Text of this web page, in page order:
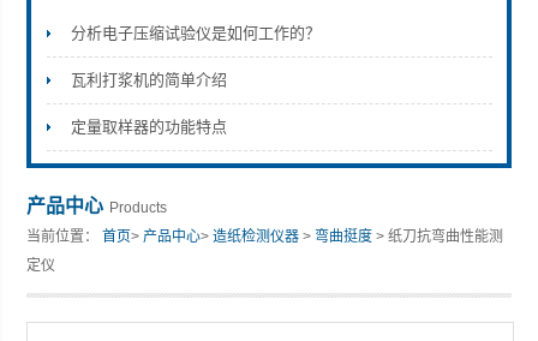
山东安尼麦特仪器有限公司
分析电子压缩试验仪是如何工作的？
瓦利打浆机的简单介绍
定量取样器的功能特点
产品中心 Products
当前位置：首页>产品中心>造纸检测仪器 > 弯曲挺度 > 纸刀抗弯曲性能测
定仪